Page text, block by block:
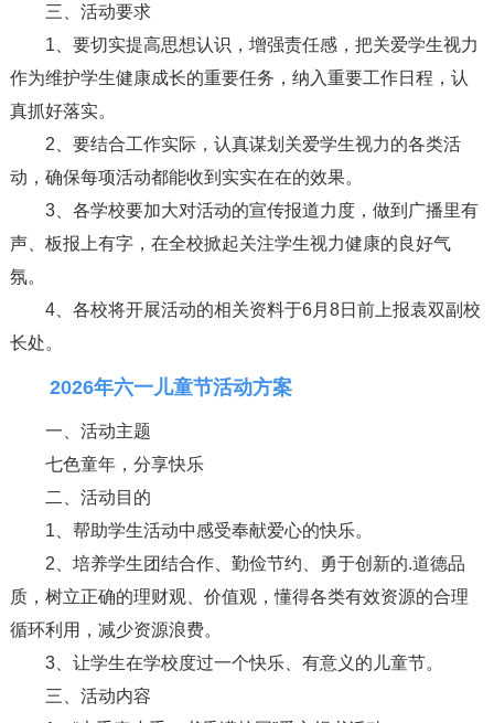
三、活动要求
1、要切实提高思想认识，增强责任感，把关爱学生视力
作为维护学生健康成长的重要任务，纳入重要工作日程，认
真抓好落实。
2、要结合工作实际，认真谋划关爱学生视力的各类活
动，确保每项活动都能收到实实在在的效果。
3、各学校要加大对活动的宣传报道力度，做到广播里有
声、板报上有字，在全校掀起关注学生视力健康的良好气
氛。
4、各校将开展活动的相关资料于6月8日前上报袁双副校
长处。
2026年六一儿童节活动方案
一、活动主题
七色童年，分享快乐
二、活动目的
1、帮助学生活动中感受奉献爱心的快乐。
2、培养学生团结合作、勤俭节约、勇于创新的.道德品
质，树立正确的理财观、价值观，懂得各类有效资源的合理
循环利用，减少资源浪费。
3、让学生在学校度过一个快乐、有意义的儿童节。
三、活动内容